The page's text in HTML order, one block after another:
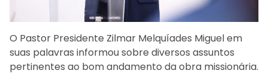
O Pastor Presidente Zilmar Melquíades Miguel em
suas palavras informou sobre diversos assuntos
pertinentes ao bom andamento da obra missionária.